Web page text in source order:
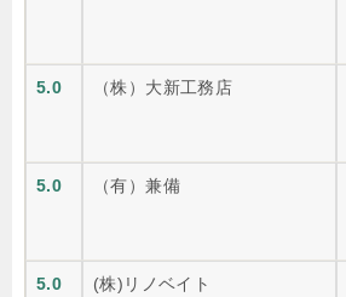
5.0 （株）大新工務店
5.0 （有）兼備
5.0 (株)リノベイト